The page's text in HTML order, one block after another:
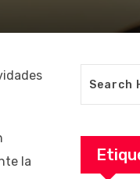
la